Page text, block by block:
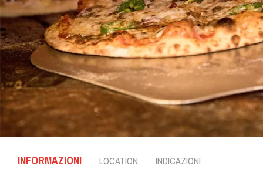
INFORMAZIONI LOCATION INDICAZIONI